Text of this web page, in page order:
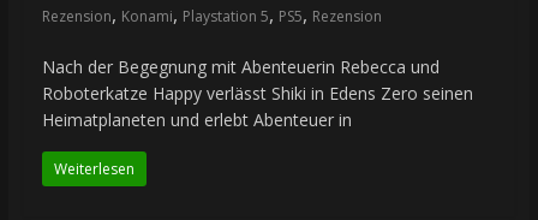
Rezension, Konami, Playstation 5, PS5, Rezension
Nach der Begegnung mit Abenteuerin Rebecca und
Roboterkatze Happy verlässt Shiki in Edens Zero seinen
Heimatplaneten und erlebt Abenteuer in
Weiterlesen